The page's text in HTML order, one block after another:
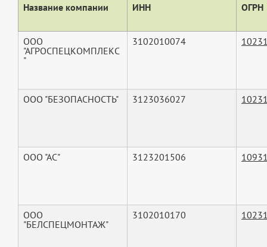
Название компании ИНН ОГРН
ООО
"АГРОСПЕЦКОМПЛЕКС
"
3102010074
ООО "БЕЗОПАСНОСТЬ" 3123036027
ООО "АС" 3123201506
ООО
"БЕЛСПЕЦМОНТАЖ"
3102010170